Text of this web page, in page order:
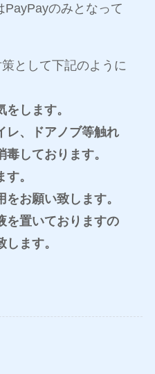
PayPayのみとなって
として下記のように
をします。
レ、ドアノブ等触れ
しております。
。
をお願い致します。
を置いておりますの
ます。